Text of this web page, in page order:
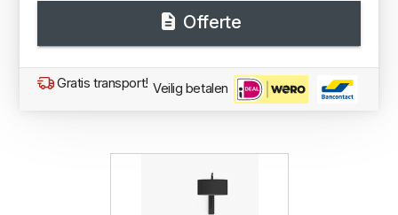
Offerte
Gratis transport! Veilig betalen